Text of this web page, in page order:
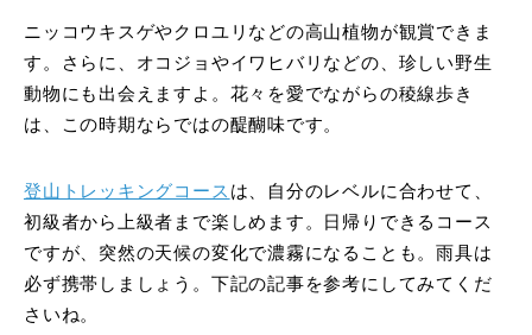
ニッコウキスゲやクロユリなどの高山植物が観賞できま
す。さらに、オコジョやイワヒバリなどの、珍しい野生
動物にも出会えますよ。花々を愛でながらの稜線歩き
は、この時期ならではの醍醐味です。
登山トレッキングコース は、自分のレベルに合わせて、
初級者から上級者まで楽しめます。日帰りできるコース
ですが、突然の天候の変化で濃霧になることも。雨具は
必ず携帯しましょう。下記の記事を参考にしてみてくだ
さいね。